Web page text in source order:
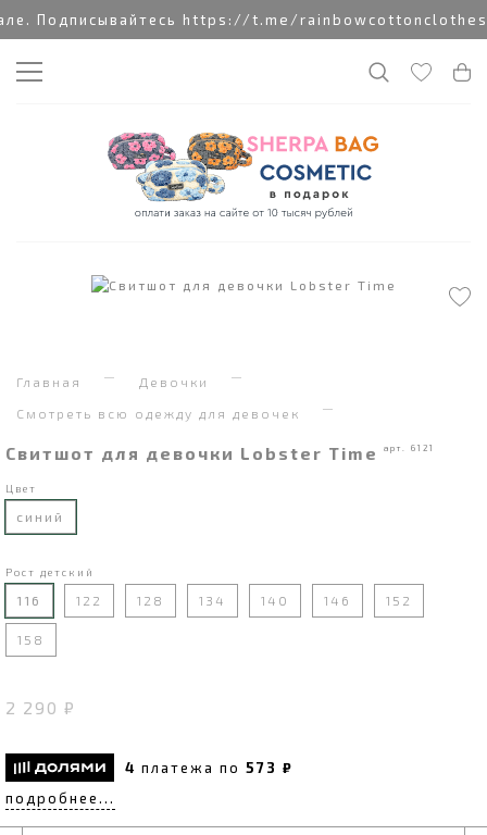
Подписывайтесь https://t.me/rainbowcottonclothes
Главная Девочки
Смотреть всю одежду для девочек
Свитшот для девочки Lobster Time арт. 6121
Цвет
синий
Рост детский
116 122 128 134 140 146 152
158
2 290 ₽
4 платежа по 573 ₽
подробнее...